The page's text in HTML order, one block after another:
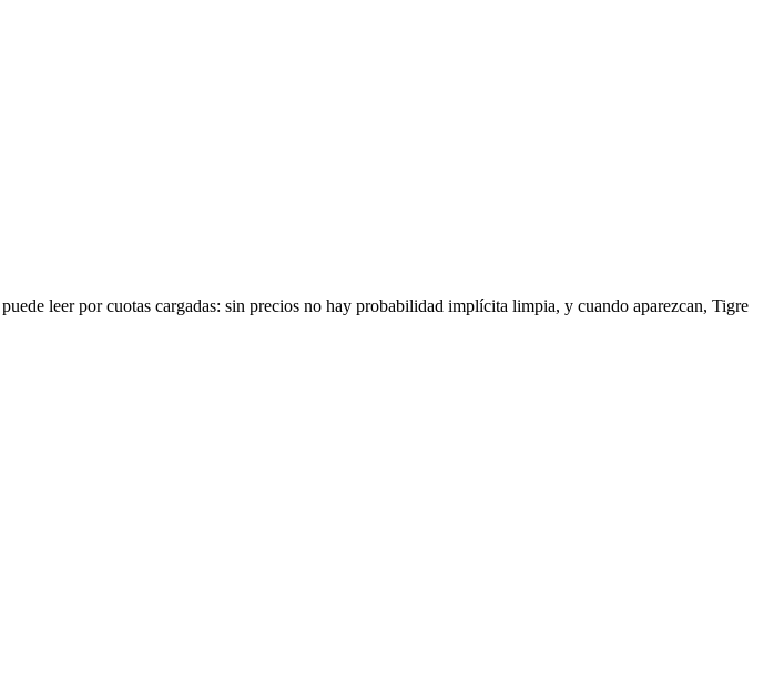
leer por cuotas cargadas: sin precios no hay probabilidad implícita limpia, y cuando aparezcan, Tigre